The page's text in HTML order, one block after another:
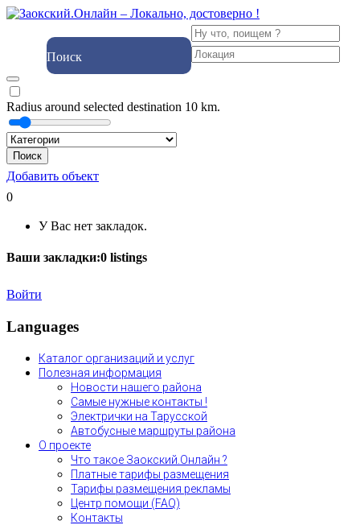
Поиск
Radius around selected destination 10 km.
Поиск
Добавить объект
0
У Вас нет закладок.
Ваши закладки:0 listings
Войти
Languages
Каталог организаций и услуг
Полезная информация
Новости нашего района
Самые нужные контакты !
Электрички на Тарусской
Автобусные маршруты района
О проекте
Что такое Заокский.Онлайн ?
Платные тарифы размещения
Тарифы размещения рекламы
Центр помощи (FAQ)
Контакты